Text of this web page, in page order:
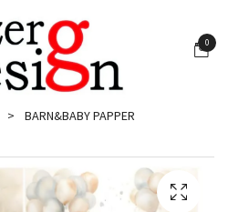
0
BARN&BABY PAPPER